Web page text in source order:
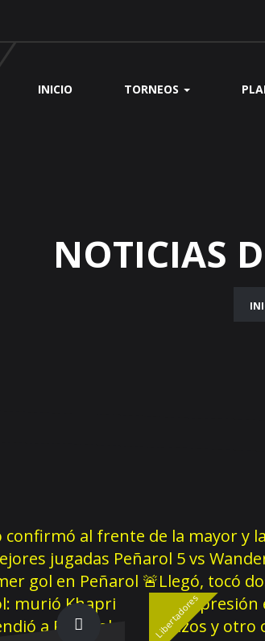
INICIO TORNEOS
NOTICIAS
confirmó al frente de la mayor y
jugadas Peñarol 5 vs
gol en Peñarol 🚨Llegó, tocó
Libertadores